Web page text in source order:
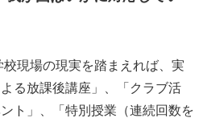
現場の現実を踏まえれば、実
る放課後講座」、「クラブ活
ト」、「特別授業（連続回数を